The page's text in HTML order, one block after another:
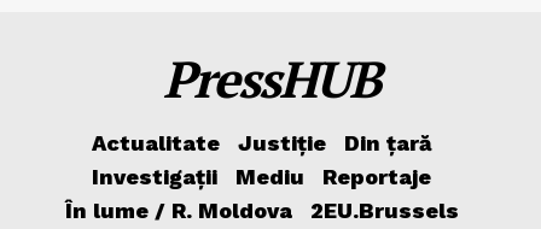
PressHUB
Actualitate Justiție
Din țară
Investigații
Mediu
Reportaje
În lume / R. Moldova
2EU.Brussels